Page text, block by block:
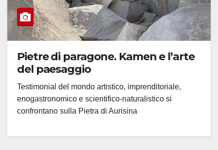
Pietre di paragone. Kamen e l’arte
del paesaggio
Testimonial del mondo artistico, imprenditoriale,
enogastronomico e scientifico-naturalistico si
confrontano sulla Pietra di Aurisina